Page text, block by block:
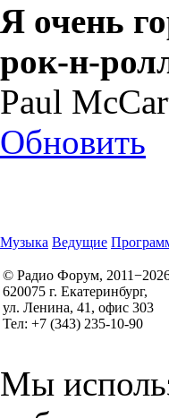
Я очень
рок-н-
Paul
Обновить
Музыка Ведущие
© Радио Форум,
620075 г. Екатеринбург,
ул. Ленина, 41, офис 303
Тел: +7 (343) 235-10-90
Мы